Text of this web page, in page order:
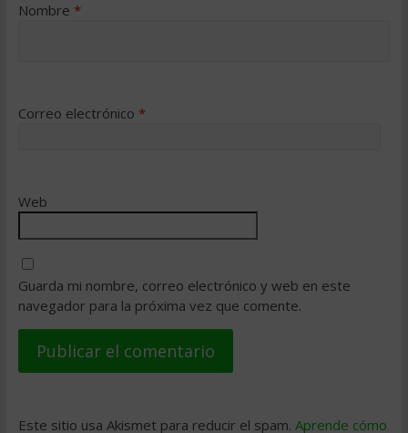
Nombre *
Correo electrónico *
Web
Guarda mi nombre, correo electrónico y web en este
navegador para la próxima vez que comente.
Este sitio usa Akismet para reducir el spam. Aprende cómo